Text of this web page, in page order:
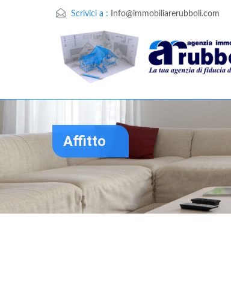
Scrivici a : Info@immobiliarerubboli.com
Affitto